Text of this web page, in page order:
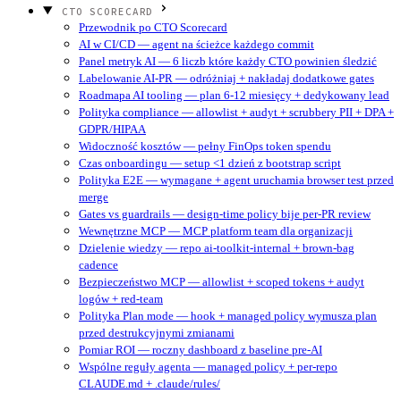
CTO SCORECARD
Przewodnik po CTO Scorecard
AI w CI/CD — agent na ścieżce każdego commit
Panel metryk AI — 6 liczb które każdy CTO powinien śledzić
Labelowanie AI-PR — odróżniaj + nakładaj dodatkowe gates
Roadmapa AI tooling — plan 6-12 miesięcy + dedykowany lead
Polityka compliance — allowlist + audyt + scrubbery PII + DPA +
GDPR/HIPAA
Widoczność kosztów — pełny FinOps token spendu
Czas onboardingu — setup <1 dzień z bootstrap script
Polityka E2E — wymagane + agent uruchamia browser test przed
merge
Gates vs guardrails — design-time policy bije per-PR review
Wewnętrzne MCP — MCP platform team dla organizacji
Dzielenie wiedzy — repo ai-toolkit-internal + brown-bag
cadence
Bezpieczeństwo MCP — allowlist + scoped tokens + audyt
logów + red-team
Polityka Plan mode — hook + managed policy wymusza plan
przed destrukcyjnymi zmianami
Pomiar ROI — roczny dashboard z baseline pre-AI
Wspólne reguły agenta — managed policy + per-repo
CLAUDE.md + .claude/rules/